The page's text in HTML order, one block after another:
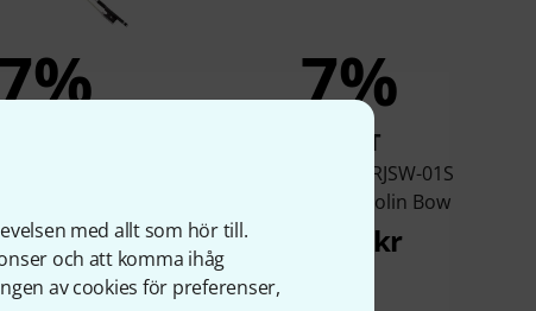
med allt som hör till.
och att komma ihåg
av cookies för preferenser,
489 kr
7%
KÖPT
Roth & Junius RJSW-01S
Snakewood Violin Bow
1 329 kr